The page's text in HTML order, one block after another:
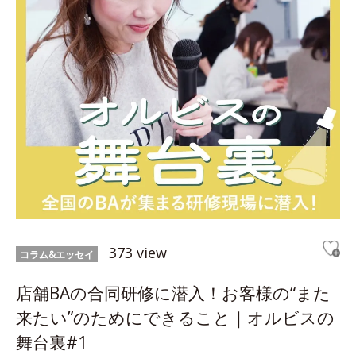
コラム&エッセイ 373 view
店舗BAの合同研修に潜入！お客様の“また
来たい”のためにできること｜オルビスの
舞台裏#1